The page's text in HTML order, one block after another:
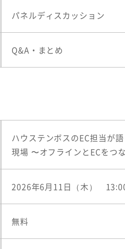
パネルディスカッション
Q&A・まとめ
ハウステンボスのEC担当が
現場 〜オフラインとECをつ
2026年6月11日（木）
無料